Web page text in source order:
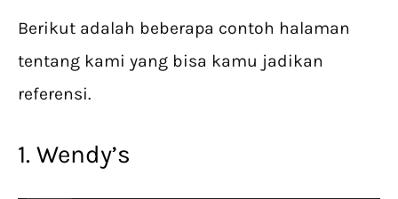
Berikut adalah beberapa contoh halaman
tentang kami yang bisa kamu jadikan
referensi.
1. Wendy’s